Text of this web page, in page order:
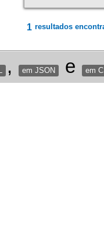
1 resultados
, em JSON e em